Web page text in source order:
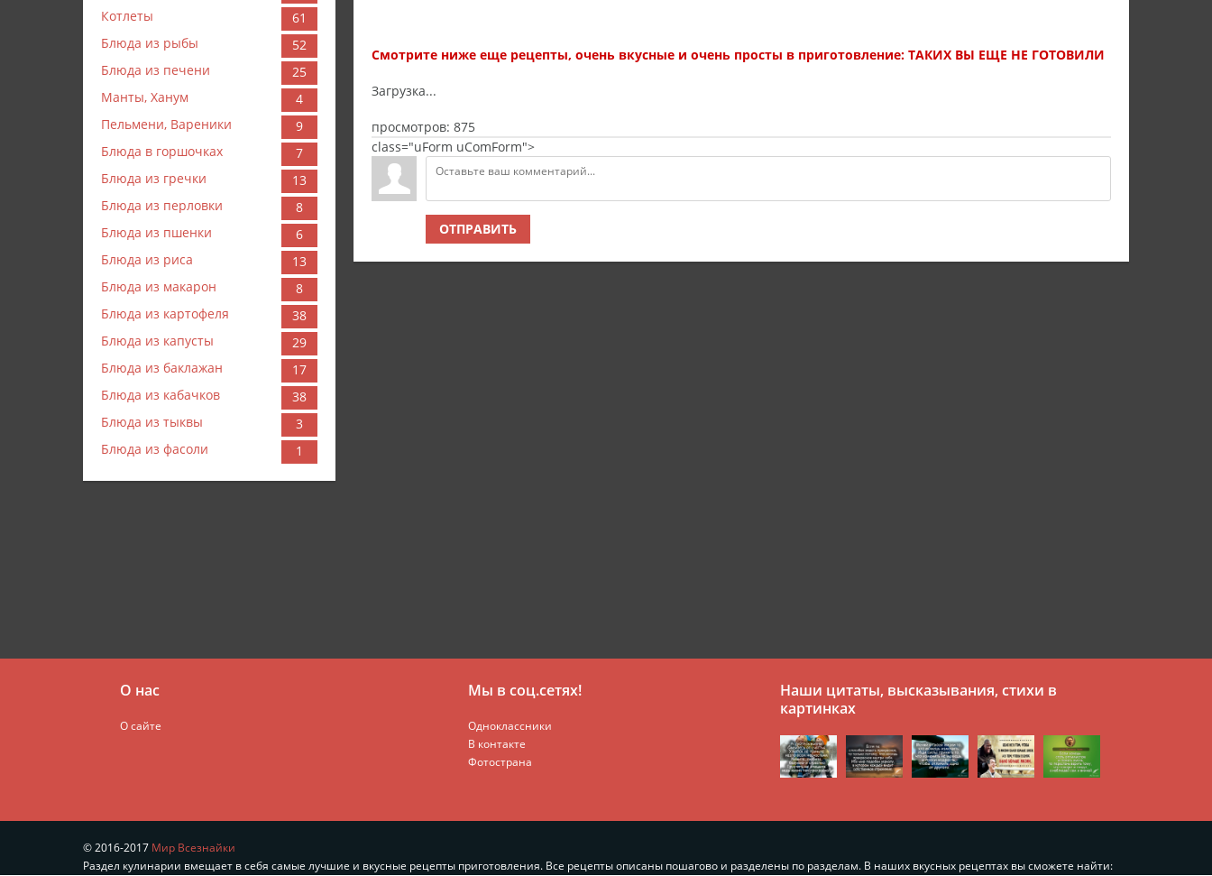
Котлеты
61
Блюда из рыбы
52
Блюда из печени
25
Манты, Ханум
4
Пельмени, Вареники
9
Блюда в горшочках
7
Блюда из гречки
13
Блюда из перловки
8
Блюда из пшенки
6
Блюда из риса
13
Блюда из макарон
8
Блюда из картофеля
38
Блюда из капусты
29
Блюда из баклажан
17
Блюда из кабачков
38
Блюда из тыквы
3
Блюда из фасоли
1
Смотрите ниже еще рецепты, очень вкусные и очень просты в приготовление: ТАКИХ ВЫ ЕЩЕ НЕ ГОТОВИЛИ
Загрузка...
просмотров: 875
class="uForm uComForm">
ОТПРАВИТЬ
О нас
О сайте
Мы в соц.сетях!
Одноклассники
В контакте
Фотострана
Наши цитаты, высказывания, стихи в
картинках
© 2016-2017 Мир Всезнайки
Раздел кулинарии вмещает в себя самые лучшие и вкусные рецепты приготовления. Все рецепты описаны пошагово и разделены по разделам. В наших вкусных рецептах вы сможете найти: